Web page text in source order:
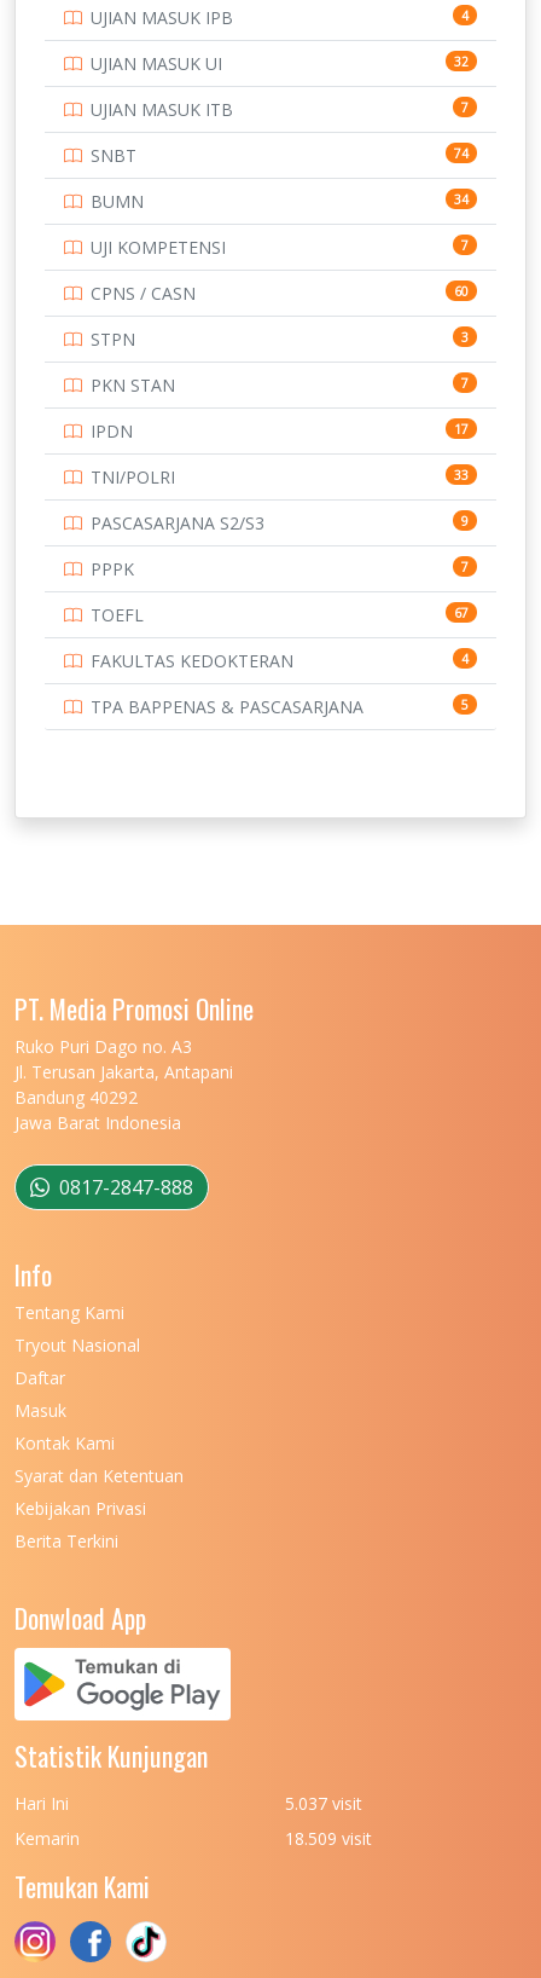
SMK 231
SMP 134
STIP 2
153
345
UNIVERSITAS AIRLANGGA 15
16
15
15
14
14
UNIVERSITAS CENDRAWASIH 14
15
219
11
159
UNIVERSITAS JEMBER
UNIVERSITAS MALIKUSSALEH
UNIVERSITAS MARITIM RAJA ALI HAJI
UNIVERSITAS MATARAM
UNIVERSITAS MULAWARMAN
UNIVERSITAS MUSAMUS
UNIVERSITAS NEGERI KHAIRUN
UNIVERSITAS NEGERI MANADO
UNIVERSITAS NEGERI MEDAN
UNIVERSITAS NEGERI PADANG
UNIVERSITAS NUSA CENDANA
UNIVERSITAS PADJADJARAN
UNIVERSITAS PATTIMURA
(UPN) VETERAN JAKARTA
UNIVERSITAS PEMBANGUNAN NASIONAL
(UPN) VETERAN JAWA TIMUR
UNIVERSITAS PEMBANGUNAN NASIONAL
UJIAN MASUK IPB 4
UJIAN MASUK UI 32
UJIAN MASUK ITB 7
SNBT 74
BUMN 34
UJI KOMPETENSI 7
CPNS / CASN 60
STPN 3
PKN STAN 7
IPDN 17
TNI/POLRI 33
PASCASARJANA S2/S3 9
PPPK 7
TOEFL 67
FAKULTAS KEDOKTERAN 4
TPA BAPPENAS & PASCASARJANA 5
PT. Media Promosi Online
Ruko Puri Dago no. A3
Jl. Terusan Jakarta, Antapani
Bandung 40292
Jawa Barat Indonesia
0817-2847-888
Info
Tentang Kami
Tryout Nasional
Daftar
Masuk
Kontak Kami
Syarat dan Ketentuan
Kebijakan Privasi
Berita Terkini
Donwload App
Statistik Kunjungan
Hari Ini
5.037 visit
Kemarin
18.509 visit
Temukan Kami